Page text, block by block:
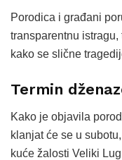
Porodica i građani
transparentnu
kako se slične
Termin
Kako je objavila
klanjat će se u
kuće žalosti Veliki